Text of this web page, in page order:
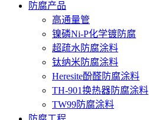
防腐产品
高通量管
镍磷Ni-P化学镀防腐
超疏水防腐涂料
钛纳米防腐涂料
Heresite酚醛防腐涂料
TH-901换热器防腐涂料
TW99防腐涂料